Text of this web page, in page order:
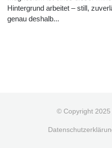
Hintergrund arbeitet – still,
genau deshalb...
© Copyright 2025